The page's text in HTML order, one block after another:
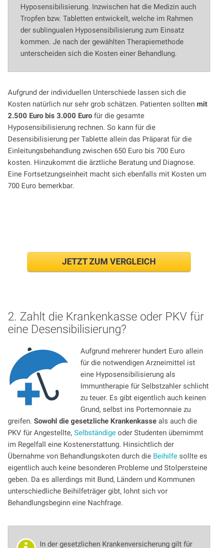
Hyposensibilisierung. Inzwischen hat die Medizin auch
Tropfen bzw. Tabletten entwickelt, welche im Rahmen
der sublingualen Hyposensibilisierung zum Einsatz
kommen. Je nach der gewählten Therapiemethode
unterscheiden sich die Kosten einer Behandlung.
Aufgrund der individuellen Unterschiede lassen sich die
Kosten natürlich nur sehr grob schätzen. Patienten sollten mit
2.500 Euro bis 3.000 Eurofür die gesamte
Hyposensibilisierung rechnen. So kann für die
Desensibilisierung per Tablette allein das Präparat für die
Einleitungsbehandlung zwischen 650 Euro bis 700 Euro
kosten. Hinzukommt die ärztliche Beratung und Diagnose.
Eine Fortsetzungseinheit macht sich ebenfalls mit Kosten um
700 Euro bemerkbar.
JETZT ZUM VERGLEICH
2. Zahlt die Krankenkasse oder PKV für
eine Desensibilisierung?
Aufgrund mehrerer hundert Euro allein
für die notwendigen Arzneimittel ist
eine Hyposensibilisierung als
Immuntherapie für Selbstzahler schlicht
zu teuer. Es gibt eigentlich auch keinen
Grund, selbst ins Portemonnaie zu
greifen. Sowohl die gesetzliche Krankenkasse als auch die
PKV für Angestellte, Selbständigeoder Studenten übernimmt
im Regelfall eine Kostenerstattung. Hinsichtlich der
Übernahme von Behandlungskoten durch die Beihilfesollte es
eigentlich auch keine besonderen Probleme und Stolpersteine
geben. Da es allerdings mit Bund, Ländern und Kommunen
unterschiedliche Beihilfeträger gibt, lohnt sich vor
Behandlungsbeginn eine Nachfrage.
In der gesetzlichen Krankenversicherung gilt für